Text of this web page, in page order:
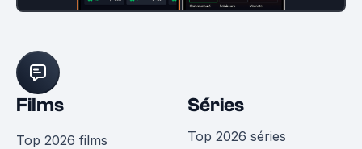
Films
Top 2026 films
Séries
Top 2026 séries